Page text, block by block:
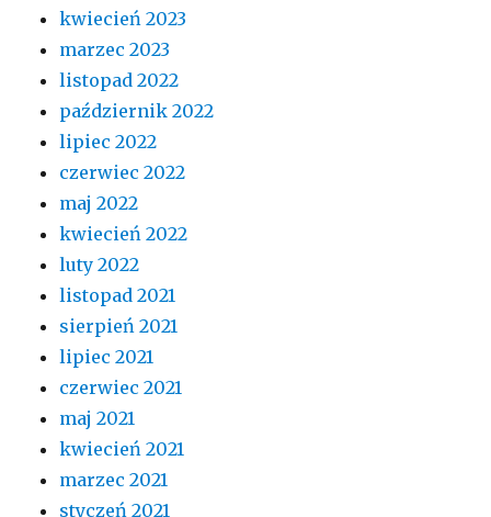
kwiecień 2023
marzec 2023
listopad 2022
październik 2022
lipiec 2022
czerwiec 2022
maj 2022
kwiecień 2022
luty 2022
listopad 2021
sierpień 2021
lipiec 2021
czerwiec 2021
maj 2021
kwiecień 2021
marzec 2021
styczeń 2021